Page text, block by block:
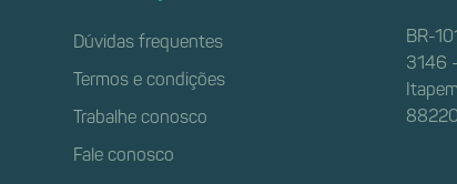
Dúvidas frequentes
Termos e condições
Trabalhe conosco
Fale conosco
BR-
3146